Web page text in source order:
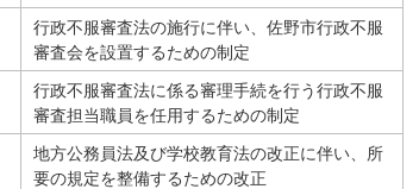
行政不服審査法の施行に伴い、佐野市行政不服
審査会を設置するための制定
行政不服審査法に係る審理手続を行う行政不服
審査担当職員を任用するための制定
地方公務員法及び学校教育法の改正に伴い、所
要の規定を整備するための改正